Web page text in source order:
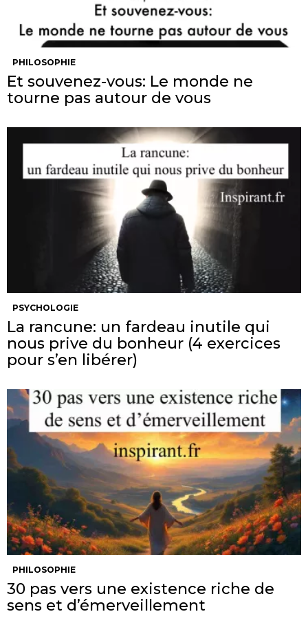
PHILOSOPHIE
Et souvenez-vous: Le monde ne
tourne pas autour de vous
PSYCHOLOGIE
La rancune: un fardeau inutile qui
nous prive du bonheur (4 exercices
pour s’en libérer)
PHILOSOPHIE
30 pas vers une existence riche de
sens et d’émerveillement